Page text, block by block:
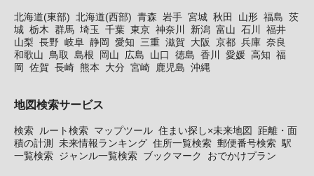
北海道(東部) 北海道(西部) 青森 岩手 宮城 秋田 山形 福島 茨
城 栃木 群馬 埼玉 千葉 東京 神奈川 新潟 富山 石川
福井
山梨 長野 岐阜 静岡 愛知 三重 滋賀 大阪 京都 兵庫 奈良
和歌山 鳥取 島根 岡山 広島 山口 徳島 香川 愛媛 高知 福
岡
佐賀 長崎 熊本 大分 宮崎 鹿児島 沖縄
地図検索サービス
検索 ルート検索 マップツール 住まい探し×未来地図
距離・面
積の計測
未来情報ランキング 住所一覧検索 郵便番号検索 駅
一覧検索 ジャンル一覧検索 ブックマーク おでかけプラン